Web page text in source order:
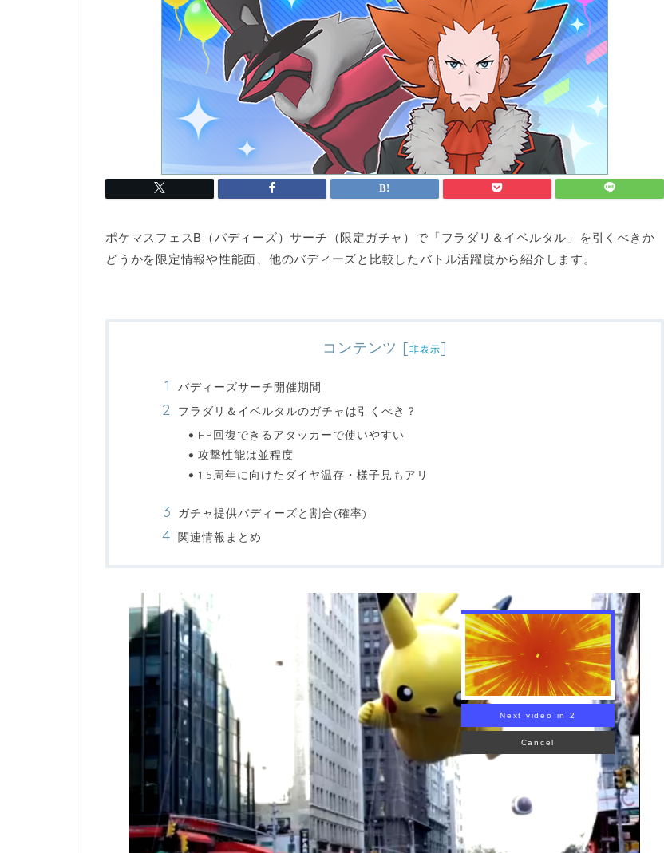
ポケマスフェスB（バディーズ）サーチ（限定ガチャ）で「フラダリ＆イベルタル」を引くべきか
どうかを限定情報や性能面、他のバディーズと比較したバトル活躍度から紹介 します。
コンテンツ [非表示]
バディーズサーチ開催期間
フラダリ＆イベルタルのガチャは引くべき？
HP回復できるアタッカーで使いやすい
攻撃性能は並程度
1.5周年に向けたダイヤ温存・様子見もアリ
ガチャ提供バディーズと割合(確率)
関連情報まとめ
Next video in 1
Cancel